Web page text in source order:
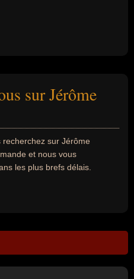
sur Jérôme
sur Jérôme
et nous vous
les plus brefs délais.